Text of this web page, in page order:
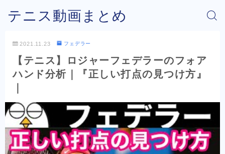
テニス動画まとめ
2021.11.23 フェデラー
【テニス】ロジャーフェデラーのフォア
ハンド分析｜『正しい打点の見つけ方』